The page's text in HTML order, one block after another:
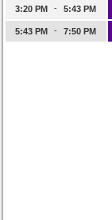
3:20 PM - 5:43 PM
5:43 PM - 7:50 PM